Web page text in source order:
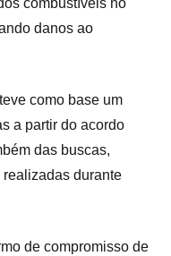
combustíveis no
danos ao
como base um
a partir do acordo
das buscas,
durante
de compromisso de